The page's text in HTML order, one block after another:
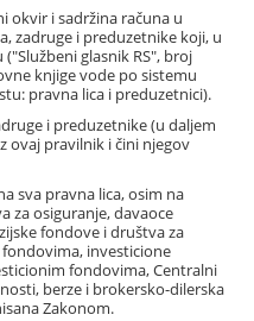
okvir i sadržina računa u
zadruge i preduzetnike koji, u
glasnik RS", broj
knjige vode po sistemu
pravna lica i preduzetnici).
i preduzetnike (u daljem
ovaj pravilnik i čini njegov
sva pravna lica, osim na
za osiguranje, davaoce
fondove i društva za
investicione
fondovima, Centralni
berze i brokersko-dilerska
Zakonom.